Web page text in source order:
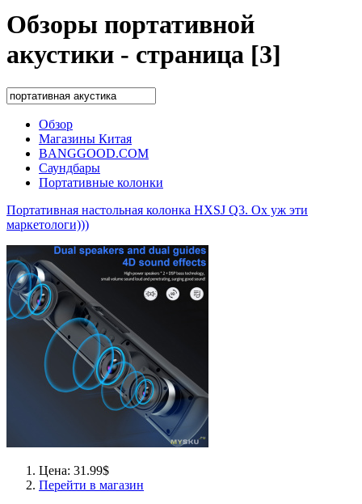
Обзоры портативной
акустики - страница [3]
Обзор
Магазины Китая
BANGGOOD.COM
Саундбары
Портативные колонки
Портативная настольная колонка HXSJ Q3. Ох уж эти
маркетологи)))
Цена: 31.99$
Перейти в магазин